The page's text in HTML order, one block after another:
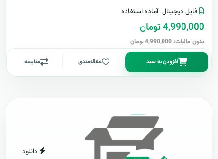
فایل دیجیتال آماده استفاده
4,990,000 تومان
بدون مالیات: 4,990,000 تومان
افزودن به سبد علاقه‌مندی مقایسه
دانلود